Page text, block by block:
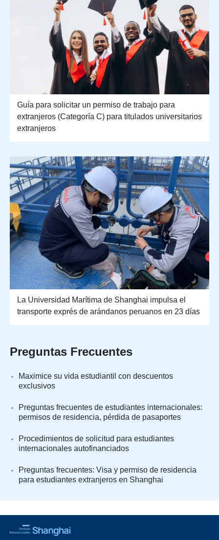
Guía para solicitar un permiso de trabajo para
extranjeros (Categoría C) para titulados universitarios
extranjeros
La Universidad Marítima de Shanghai impulsa el
transporte exprés de arándanos peruanos en 23 días
Preguntas Frecuentes
Maximice su vida estudiantil con descuentos
exclusivos
Preguntas frecuentes de estudiantes internacionales:
permisos de residencia, pérdida de pasaportes
Procedimientos de solicitud para estudiantes
internacionales autofinanciados
Preguntas frecuentes: Visa y permiso de residencia
para estudiantes extranjeros en Shanghai